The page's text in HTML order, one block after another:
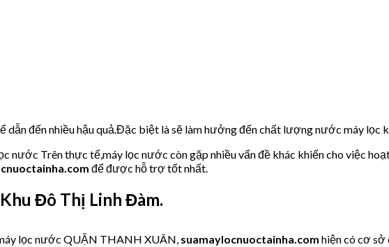
đến nhiều hậu quả.Đặc biệt là sẽ làm hưởng đến chất lượng nước máy lọc
nước Trên thực tế,máy lọc nước còn gặp nhiều vấn đề khác khiến cho việc
để được hỗ trợ tốt nhất.
Đô Thị Linh Đàm.
lọc nước QUẬN THANH XUÂN, suamaylocnuoctainha.com hiện có cơ